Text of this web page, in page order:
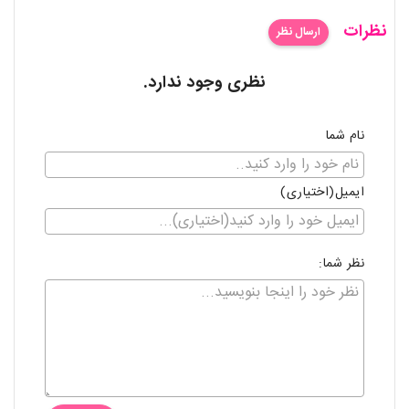
نظرات ارسال نظر
نظری وجود ندارد.
نام شما
ایمیل(اختیاری)
نظر شما: